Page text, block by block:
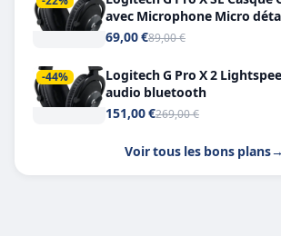
avec Microphone Micro
Headphone X 7.1
69,00 €89,00 €
-44%
Logitech G Pro X 2
audio bluetooth
151,00 €269,00 €
Voir tous les bons plans→